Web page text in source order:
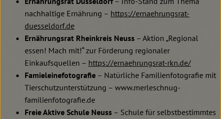
nachhaltige Ernährung – https://ernaehrungsrat-
duesseldorf.de
Ernährungsrat Rheinkreis Neuss – Aktion „Regional
essen! Mach mit!“ zur Förderung regionaler
Einkaufsquellen – https://ernaehrungsrat-rkn.de/
Famieleinefotografie – Natürliche Familienfotografie mit
Tierschutzunterstützung – www.merleschnug-
familienfotografie.de
Freie Aktive Schule Neuss – Schule für selbstbestimmtes